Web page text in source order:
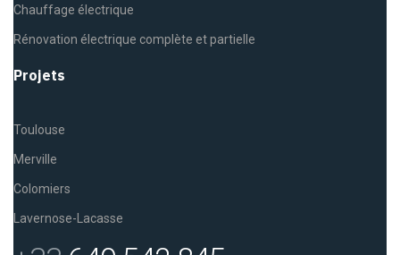
Chauffage électrique
Rénovation électrique complète et partielle
Projets
Toulouse
Merville
Colomiers
Lavernose-Lacasse